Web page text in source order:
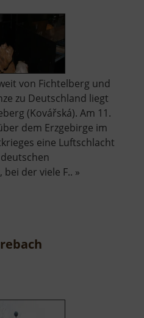
von Fichtelberg und
zu Deutschland liegt
(Kovářská). Am 11.
dem Erzgebirge im
eine Luftschlacht
der viele F.. »